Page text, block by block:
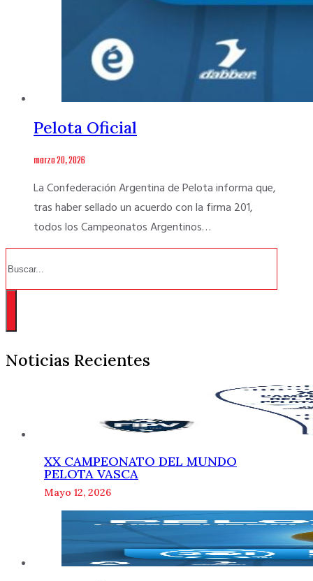
Pelota Oficial
marzo 20, 2026
La Confederación Argentina de Pelota informa que,
tras haber sellado un acuerdo con la firma 201,
todos los Campeonatos Argentinos…
Noticias Recientes
XX CAMPEONATO DEL MUNDO
PELOTA VASCA
Mayo 12, 2026